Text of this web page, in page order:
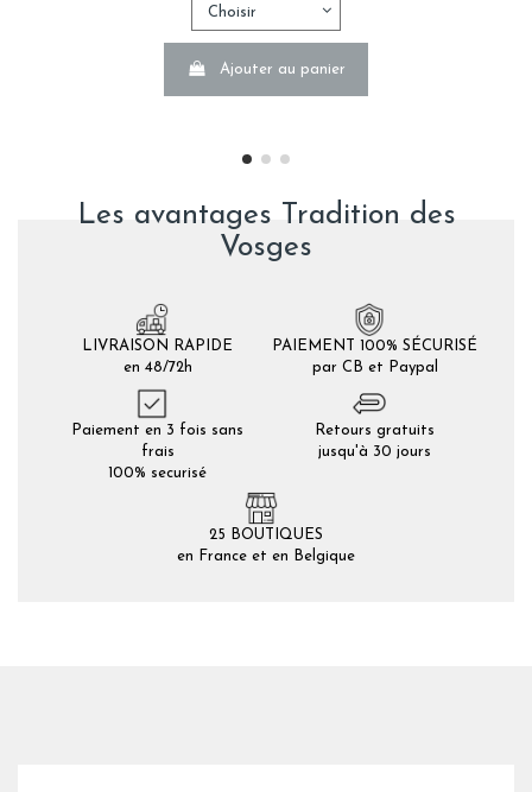
Ajouter au panier
Les avantages Tradition des
Vosges
LIVRAISON RAPIDE
en 48/72h
PAIEMENT 100% SÉCURISÉ
par CB et Paypal
Paiement en 3 fois sans
frais
100% securisé
Retours gratuits
jusqu'à 30 jours
25 BOUTIQUES
en France et en Belgique